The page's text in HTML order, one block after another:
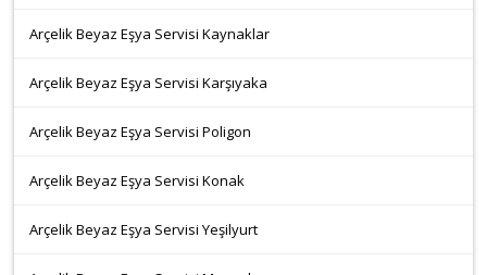
Arçelik Beyaz Eşya Servisi Kaynaklar
Arçelik Beyaz Eşya Servisi Karşıyaka
Arçelik Beyaz Eşya Servisi Poligon
Arçelik Beyaz Eşya Servisi Konak
Arçelik Beyaz Eşya Servisi Yeşilyurt